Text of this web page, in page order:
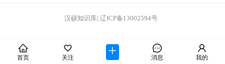
汉硕知识库| 辽ICP备13002594号
首页 关注 消息 我的